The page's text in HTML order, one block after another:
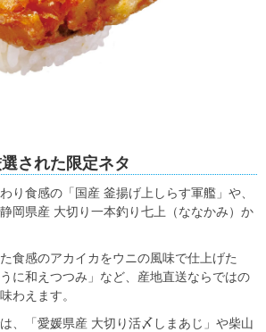
された限定ネタ
り食感の「国産 釜揚げ上しらす軍艦」や、
岡県産 大切り一本釣り七上（ななかみ）か
食感のアカイカをウニの風味で仕上げた
に和えつつみ」など、産地直送ならではの
わえます。
、「愛媛県産 大切り活〆しまあじ」や柴山